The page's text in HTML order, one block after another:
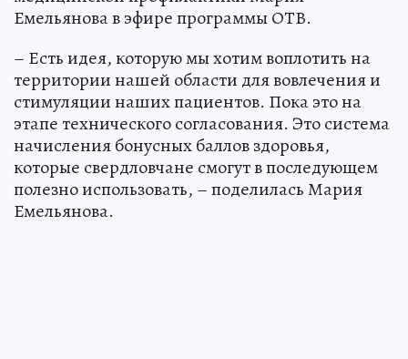
Емельянова в эфире программы ОТВ.
– Есть идея, которую мы хотим воплотить на
территории нашей области для вовлечения и
стимуляции наших пациентов. Пока это на
этапе технического согласования. Это система
начисления бонусных баллов здоровья,
которые свердловчане смогут в последующем
полезно использовать, – поделилась Мария
Емельянова.